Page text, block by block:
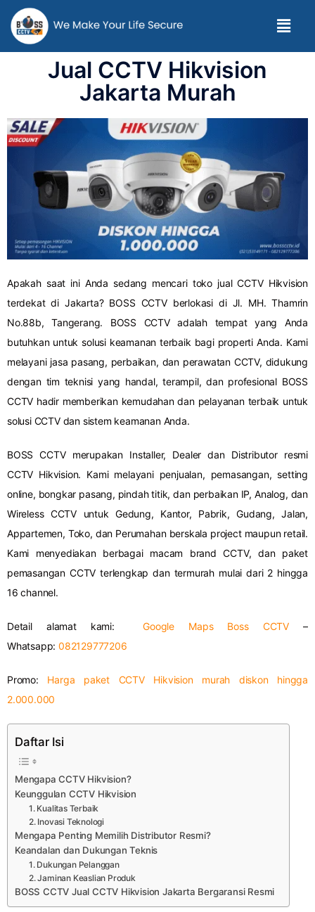
Jual CCTV Hikvision
Jakarta Murah
Apakah saat ini Anda sedang mencari toko jual CCTV Hikvision
terdekat di Jakarta? BOSS CCTV berlokasi di Jl. MH. Thamrin
No.88b, Tangerang. BOSS CCTV adalah tempat yang Anda
butuhkan untuk solusi keamanan terbaik bagi properti Anda. Kami
melayani jasa pasang, perbaikan, dan perawatan CCTV, didukung
dengan tim teknisi yang handal, terampil, dan profesional BOSS
CCTV hadir memberikan kemudahan dan pelayanan terbaik untuk
solusi CCTV dan sistem keamanan Anda.
BOSS CCTV merupakan Installer, Dealer dan Distributor resmi
CCTV Hikvision. Kami melayani penjualan, pemasangan, setting
online, bongkar pasang, pindah titik, dan perbaikan IP, Analog, dan
Wireless CCTV untuk Gedung, Kantor, Pabrik, Gudang, Jalan,
Appartemen, Toko, dan Perumahan berskala project maupun retail.
Kami menyediakan berbagai macam brand CCTV, dan paket
pemasangan CCTV terlengkap dan termurah mulai dari 2 hingga
16 channel.
Detail alamat kami:Google Maps Boss CCTV –
Whatsapp:082129777206
Promo: Harga paket CCTV Hikvision murah diskon hingga
2.000.000
Daftar Isi
Mengapa CCTV Hikvision?
Keunggulan CCTV Hikvision
1. Kualitas Terbaik
2. Inovasi Teknologi
Mengapa Penting Memilih Distributor Resmi?
Keandalan dan Dukungan Teknis
1. Dukungan Pelanggan
2. Jaminan Keaslian Produk
BOSS CCTV Jual CCTV Hikvision Jakarta Bergaransi Resmi